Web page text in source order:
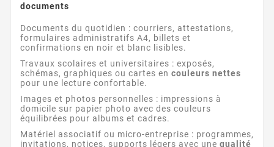
documents
Documents du quotidien : courriers, attestations,
formulaires administratifs A4, billets et
confirmations en noir et blanc lisibles.
Travaux scolaires et universitaires : exposés,
schémas, graphiques ou cartes en couleurs nettes
pour une lecture confortable.
Images et photos personnelles : impressions à
domicile sur papier photo avec des couleurs
équilibrées pour albums et cadres.
Matériel associatif ou micro-entreprise : programmes,
invitations, notices, supports légers avec une qualité